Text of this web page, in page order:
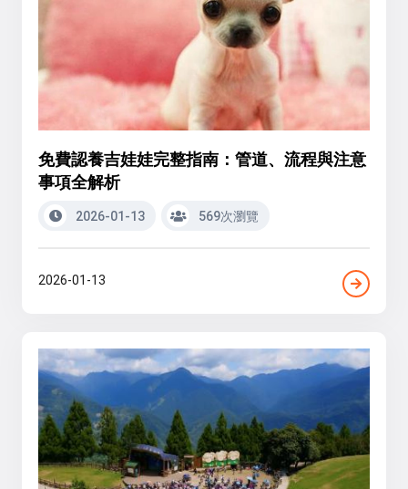
免費認養吉娃娃完整指南：管道、流程與注意
事項全解析
2026-01-13 569次瀏覽
2026-01-13